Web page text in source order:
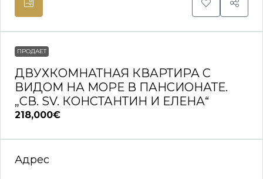
ПРОДАЕТ
ДВУХКОМНАТНАЯ КВАРТИРА С
ВИДОМ НА МОРЕ В ПАНСИОНАТЕ.
„СВ. SV. КОНСТАНТИН И ЕЛЕНА“
218,000€
Адрес